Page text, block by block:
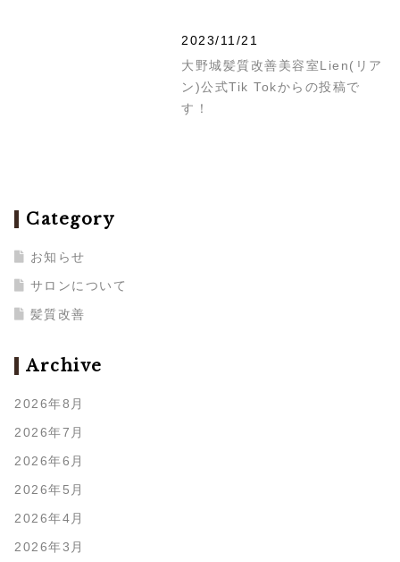
2023/11/21
大野城髪質改善美容室Lien(リア
ン)公式Tik Tokからの投稿で
す！
Category
お知らせ
サロンについて
髪質改善
Archive
2026年8月
2026年7月
2026年6月
2026年5月
2026年4月
2026年3月